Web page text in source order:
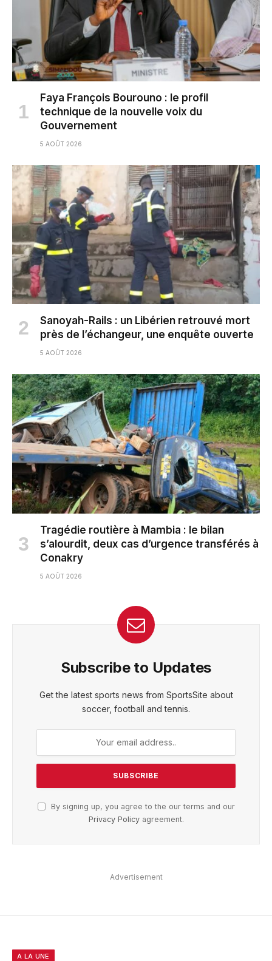
Faya François Bourouno : le profil
technique de la nouvelle voix du
Gouvernement
5 AOÛT 2026
Sanoyah-Rails : un Libérien retrouvé mort
près de l’échangeur, une enquête ouverte
5 AOÛT 2026
Tragédie routière à Mambia : le bilan
s’alourdit, deux cas d’urgence transférés à
Conakry
5 AOÛT 2026
Subscribe to Updates
Get the latest sports news from SportsSite about
soccer, football and tennis.
By signing up, you agree to the our terms and our
Privacy Policyagreement.
Advertisement
A LA UNE